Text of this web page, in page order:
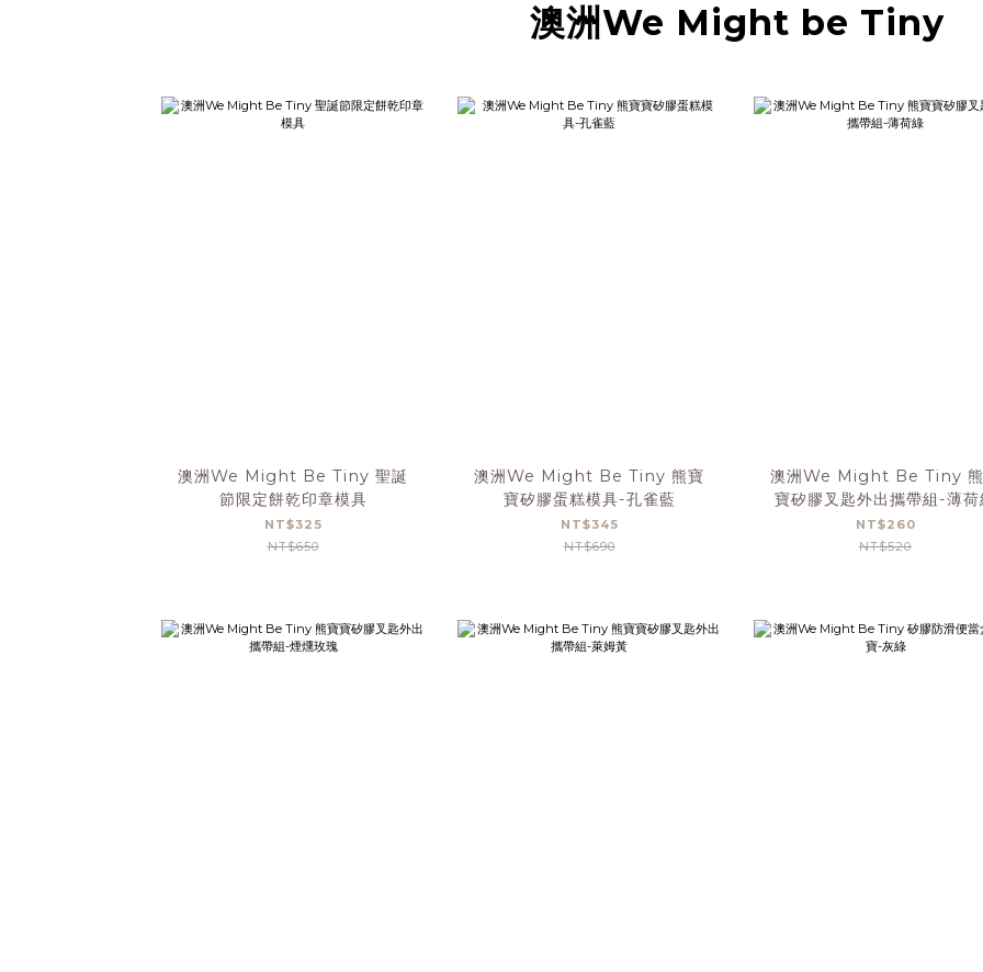
澳洲We Might be Tiny
澳洲We Might Be Tiny 聖誕
節限定餅乾印章模具
NT$325
NT$650
澳洲We Might Be Tiny 熊寶
寶矽膠蛋糕模具-孔雀藍
NT$345
NT$690
澳洲We Might Be Tiny
寶矽膠叉匙外出攜帶組-薄荷
NT$260
NT$520